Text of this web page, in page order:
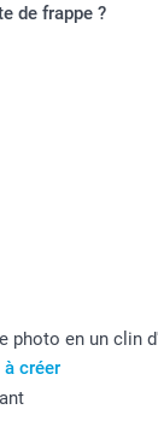
de frappe ?
photo en un clin
créer